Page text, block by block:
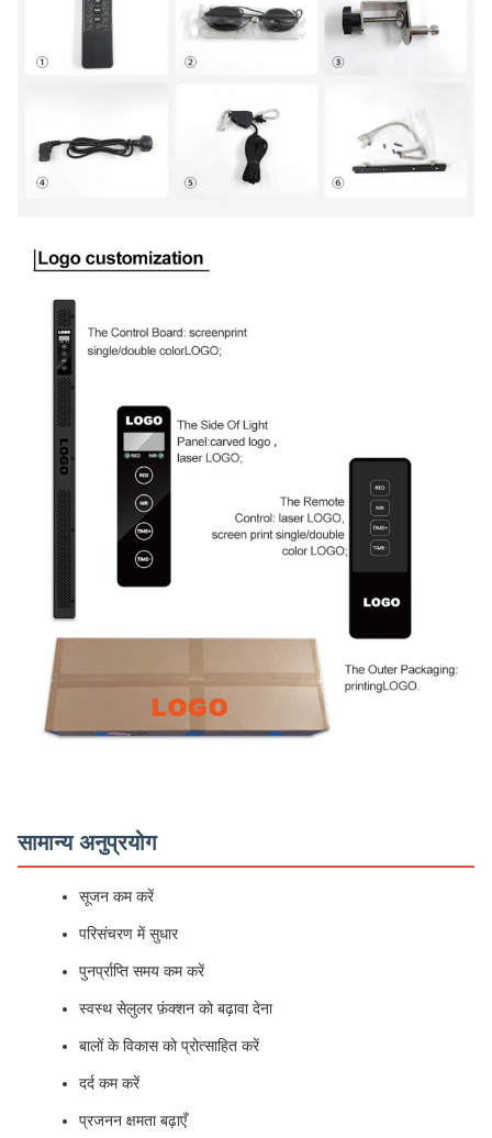
सामान्य अनुप्रयोग
सूजन कम करें
परिसंचरण में सुधार
पुनर्प्राप्ति समय कम करें
स्वस्थ सेलुलर फ़ंक्शन को बढ़ावा देना
बालों के विकास को प्रोत्साहित करें
दर्द कम करें
प्रजनन क्षमता बढ़ाएँ